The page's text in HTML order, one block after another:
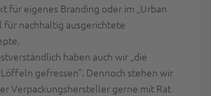
für eigenes Branding oder im „Urban
für nachhaltig ausgerichtete
haben auch wir „die
gefressen". Dennoch stehen wir
Verpackungshersteller gerne mit Rat